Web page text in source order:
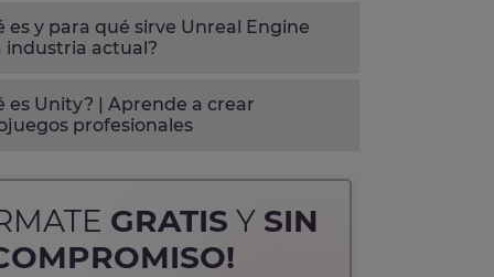
es y para qué sirve Unreal Engine
industria actual?
es Unity? | Aprende a crear
profesionales
GRATIS Y SIN